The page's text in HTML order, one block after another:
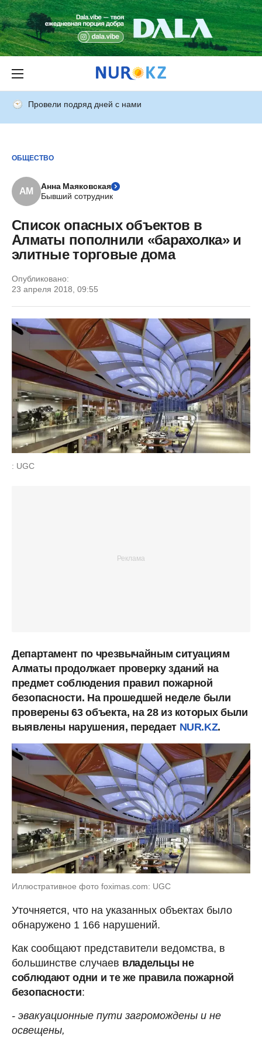
Провели подряд дней с нами
ОБЩЕСТВО
АМ
Анна Маяковская
Бывший сотрудник
Список опасных объектов в
Алматы пополнили «барахолка» и
элитные торговые дома
Опубликовано:
23 апреля 2018, 09:55
: UGC
Департамент по чрезвычайным ситуациям
Алматы продолжает проверку зданий на
предмет соблюдения правил пожарной
безопасности. На прошедшей неделе были
проверены 63 объекта, на 28 из которых были
выявлены нарушения, передает NUR.KZ.
Иллюстративное фото foximas.com: UGC
Уточняется, что на указанных объектах было
обнаружено 1 166 нарушений.
Как сообщают представители ведомства, в
большинстве случаев владельцы не
соблюдают одни и те же правила пожарной
безопасности:
- эвакуационные пути загромождены и не
освещены,